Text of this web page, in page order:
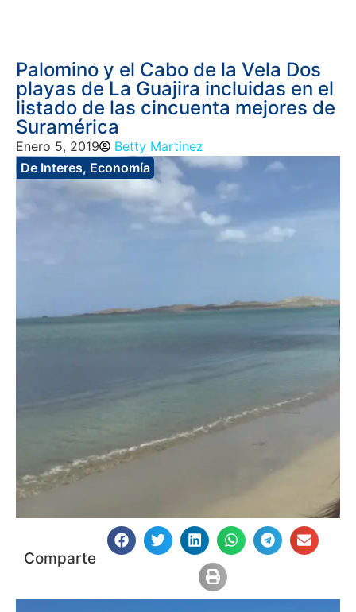
Palomino y el Cabo de la Vela Dos
playas de La Guajira incluidas en el
listado de las cincuenta mejores de
Suramérica
Enero 5, 2019
Betty Martinez
De Interes, Economía
Comparte